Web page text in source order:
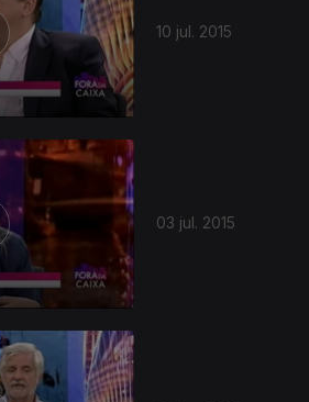
10 jul. 2015
03 jul. 2015